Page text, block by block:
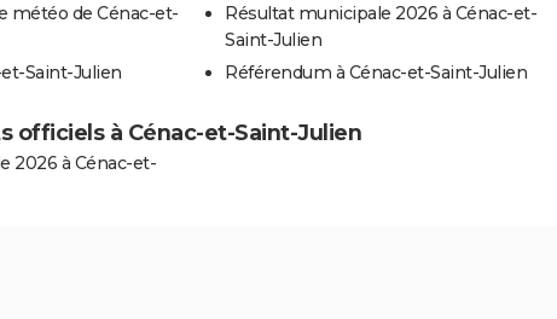
météo de Cénac-et-
Saint-Julien
Résultat municipale 2026 à Cénac-et-
Saint-Julien
Référendum à Cénac-et-Saint-Julien
officiels à Cénac-et-Saint-Julien
2026 à Cénac-et-